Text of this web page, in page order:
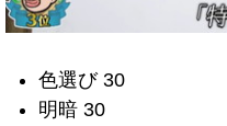
色選び 30
明暗 30